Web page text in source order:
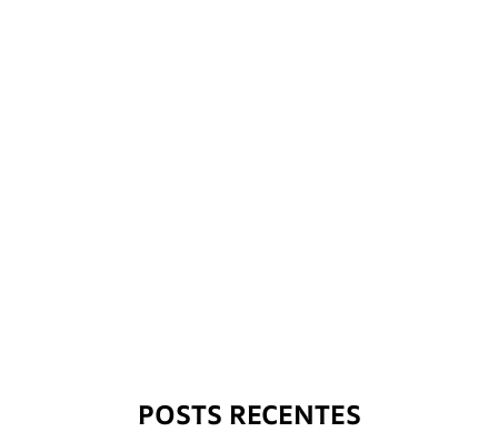
POSTS RECENTES